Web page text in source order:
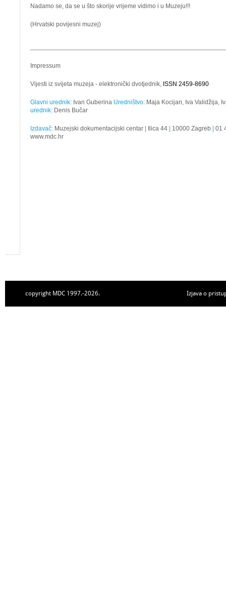
Nadamo se, da se u što skorije vrijeme vidimo i u Muzeju!!!
(Hrvatski povijesni muzej)
Impressum
Vijesti iz svijeta muzeja - elektronički dvotjednik, ISSN 2459-8690
Glavni urednik: Ivan Guberina Uredništvo: Maja Kocijan, Iva Validžija,
urednik: Denis Bučar
Izdavač: Muzejski dokumentacijski centar Ilica 44 10000 Zagreb
01
www.mdc.hr
copyright MDC 1997.-2026. Izjava o